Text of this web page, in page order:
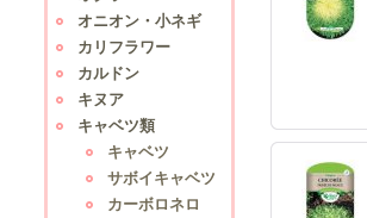
オニオン・小ネギ
カリフラワー
カルドン
キヌア
キャベツ類
キャベツ
サボイキャベツ
カーボロネロ